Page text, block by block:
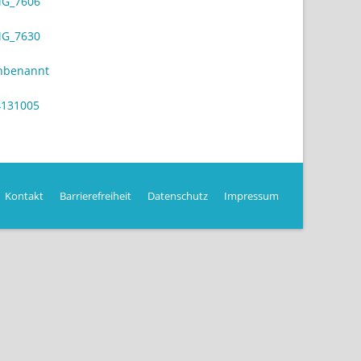
Kontakt Barrierefreiheit Datenschutz Impressum